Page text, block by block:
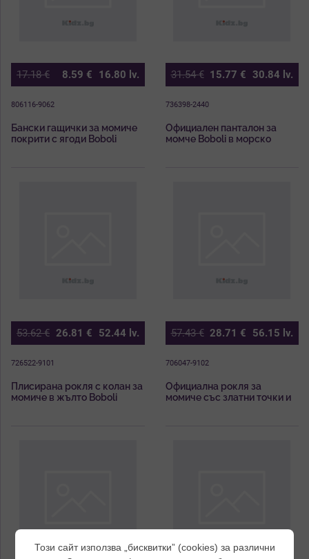
17.18€ 8.59 € 16.80 lv.
806116-9062
Бански гащички за момиче
покрити с ягоди Boboli
31.54€ 15.77 € 30.84 lv.
736398-2440
Официален панталон за
момче Boboli в морско
53.62€ 26.81 € 52.44 lv.
726522-9101
Плисирана рокля с колан за
момиче в жълто Boboli
57.43€ 28.71 € 56.15 lv.
706047-9102
Официална рокля за
момиче със златни точки и
Този сайт използва „бисквитки” (cookies) за различни